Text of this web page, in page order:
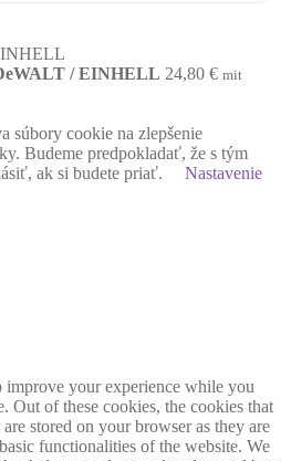
/ EINHELL 24,80 € mit
súbory cookie na zlepšenie
Budeme predpokladať, že s tým
ak si budete priať.
Nastavenie
improve your experience while you
Out of these cookies, the cookies that
are stored on your browser as they are
functionalities of the website. We